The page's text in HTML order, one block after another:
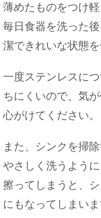
薄めたものをつけ軽
毎日食器を洗った
潔できれいな状態
一度ステンレスに
ちにくいので、気
心がけてください。
また、シンクを掃
やさしく洗うように
擦ってしまうと、
にもなってしまいま